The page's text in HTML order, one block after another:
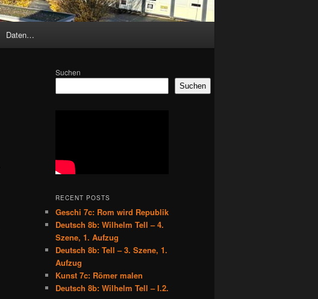
Daten…
Suchen
Suchen
RECENT POSTS
Geschi 7c: Rom wird Republik
Deutsch 8b: Wilhelm Tell – 4.
Szene, 1. Aufzug
Deutsch 8b: Tell – 3. Szene, 1.
Aufzug
Kunst 7c: Römer malen
Deutsch 8b: Wilhelm Tell – I.2.